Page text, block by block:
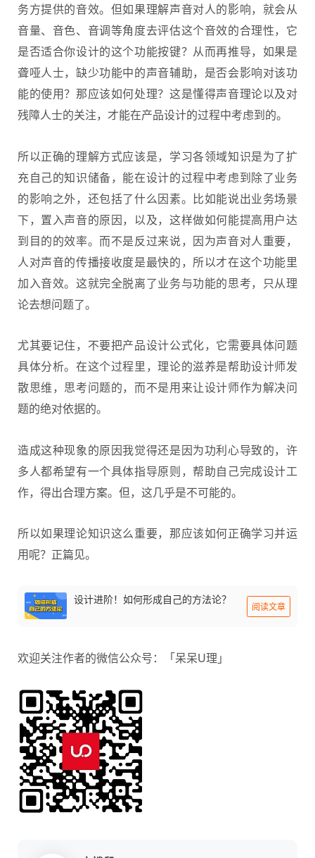
务方提供的音效。但如果理解声音对人的影响，就会从
音量、音色、音调等角度去评估这个音效的合理性，它
是否适合你设计的这个功能按键？从而再推导，如果是
聋哑人士，缺少功能中的声音辅助，是否会影响对该功
能的使用？那应该如何处理？这是懂得声音理论以及对
残障人士的关注，才能在产品设计的过程中考虑到的。
所以正确的理解方式应该是，学习各领域知识是为了扩
充自己的知识储备，能在设计的过程中考虑到除了业务
的影响之外，还包括了什么因素。比如能说出业务场景
下，置入声音的原因，以及，这样做如何能提高用户达
到目的的效率。而不是反过来说，因为声音对人重要，
人对声音的传播接收度是最快的，所以才在这个功能里
加入音效。这就完全脱离了业务与功能的思考，只从理
论去想问题了。
尤其要记住，不要把产品设计公式化，它需要具体问题
具体分析。在这个过程里，理论的滋养是帮助设计师发
散思维，思考问题的，而不是用来让设计师作为解决问
题的绝对依据的。
造成这种现象的原因我觉得还是因为功利心导致的，许
多人都希望有一个具体指导原则，帮助自己完成设计工
作，得出合理方案。但，这几乎是不可能的。
所以如果理论知识这么重要，那应该如何正确学习并运
用呢？正篇见。
设计进阶！如何形成自己的方法论？
阅读文章
欢迎关注作者的微信公众号：「呆呆U理」